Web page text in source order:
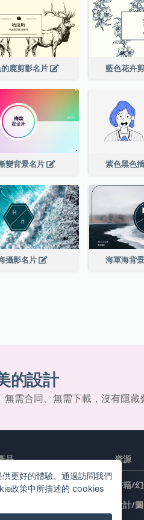
鹿剪影名片 藍色花卉
變背景名片 紫色黑色
攝影名片 海軍海背
的設計
需合同、無需下載，沒有隱藏
品
工具套件
資源
書籍/
設計/
更好的體驗。通過訪問我們
政策中所描述的 cookies